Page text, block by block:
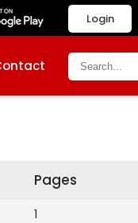
Login
Pages
1